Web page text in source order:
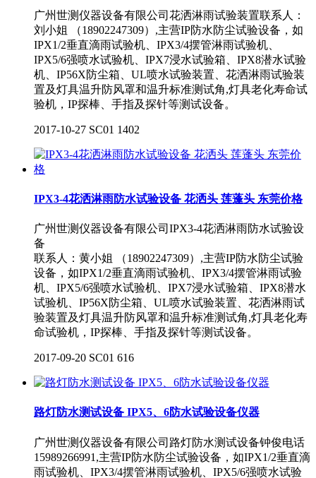
广州世测仪器设备有限公司花洒淋雨试验装置联系人：
刘小姐 （18902247309）,主营IP防水防尘试验设备，如
IPX1/2垂直滴雨试验机、IPX3/4摆管淋雨试验机、
IPX5/6强喷水试验机、IPX7浸水试验箱、IPX8潜水试验
机、IP56X防尘箱、UL喷水试验装置、花洒淋雨试验装
置及灯具温升防风罩和温升标准测试角,灯具老化寿命试
验机，IP探棒、手指及探针等测试设备。
2017-10-27 SC01 1402
IPX3-4花洒淋雨防水试验设备 花洒头 莲蓬头 东莞价格
广州世测仪器设备有限公司IPX3-4花洒淋雨防水试验设
备
联系人：黄小姐 （18902247309）,主营IP防水防尘试验
设备，如IPX1/2垂直滴雨试验机、IPX3/4摆管淋雨试验
机、IPX5/6强喷水试验机、IPX7浸水试验箱、IPX8潜水
试验机、IP56X防尘箱、UL喷水试验装置、花洒淋雨试
验装置及灯具温升防风罩和温升标准测试角,灯具老化寿
命试验机，IP探棒、手指及探针等测试设备。
2017-09-20 SC01 616
路灯防水测试设备 IPX5、6防水试验设备仪器
广州世测仪器设备有限公司路灯防水测试设备钟俊电话
15989266991,主营IP防水防尘试验设备，如IPX1/2垂直滴
雨试验机、IPX3/4摆管淋雨试验机、IPX5/6强喷水试验